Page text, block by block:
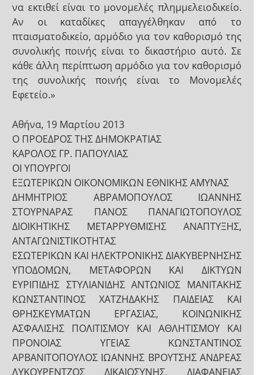
να εκτιθεί είναι το μονομελές πλημμελειοδικείο.
Αν οι καταδίκες απαγγέλθηκαν από το
πταισματοδικείο, αρμόδιο για τον καθορισμό της
συνολικής ποινής είναι το δικαστήριο αυτό. Σε
κάθε άλλη περίπτωση αρμόδιο για τον καθορισμό
της συνολικής ποινής είναι το Μονομελές
Εφετείο.»
Αθήνα, 19 Μαρτίου 2013
Ο ΠΡΟΕΔΡΟΣ ΤΗΣ ΔΗΜΟΚΡΑΤΙΑΣ
ΚΑΡΟΛΟΣ ΓΡ. ΠΑΠΟΥΛΙΑΣ
ΟΙ ΥΠΟΥΡΓΟΙ
ΕΞΩΤΕΡΙΚΩΝ ΟΙΚΟΝΟΜΙΚΩΝ ΕΘΝΙΚΗΣ ΑΜΥΝΑΣ
ΔΗΜΗΤΡΙΟΣ ΑΒΡΑΜΟΠΟΥΛΟΣ ΙΩΑΝΝΗΣ
ΣΤΟΥΡΝΑΡΑΣ ΠΑΝΟΣ ΠΑΝΑΓΙΩΤΟΠΟΥΛΟΣ
ΔΙΟΙΚΗΤΙΚΗΣ ΜΕΤΑΡΡΥΘΜΙΣΗΣ ΑΝΑΠΤΥΞΗΣ,
ΑΝΤΑΓΩΝΙΣΤΙΚΟΤΗΤΑΣ
ΕΣΩΤΕΡΙΚΩΝ ΚΑΙ ΗΛΕΚΤΡΟΝΙΚΗΣ ΔΙΑΚΥΒΕΡΝΗΣΗΣ
ΥΠΟΔΟΜΩΝ, ΜΕΤΑΦΟΡΩΝ ΚΑΙ ΔΙΚΤΥΩΝ
ΕΥΡΙΠΙΔΗΣ ΣΤΥΛΙΑΝΙΔΗΣ ΑΝΤΩΝΙΟΣ ΜΑΝΙΤΑΚΗΣ
ΚΩΝΣΤΑΝΤΙΝΟΣ ΧΑΤΖΗΔΑΚΗΣ ΠΑΙΔΕΙΑΣ ΚΑΙ
ΘΡΗΣΚΕΥΜΑΤΩΝ ΕΡΓΑΣΙΑΣ, ΚΟΙΝΩΝΙΚΗΣ
ΑΣΦΑΛΙΣΗΣ ΠΟΛΙΤΙΣΜΟΥ ΚΑΙ ΑΘΛΗΤΙΣΜΟΥ ΚΑΙ
ΠΡΟΝΟΙΑΣ ΥΓΕΙΑΣ ΚΩΝΣΤΑΝΤΙΝΟΣ
ΑΡΒΑΝΙΤΟΠΟΥΛΟΣ ΙΩΑΝΝΗΣ ΒΡΟΥΤΣΗΣ ΑΝΔΡΕΑΣ
ΛΥΚΟΥΡΕΝΤΖΟΣ ΔΙΚΑΙΟΣΥΝΗΣ, ΔΙΑΦΑΝΕΙΑΣ